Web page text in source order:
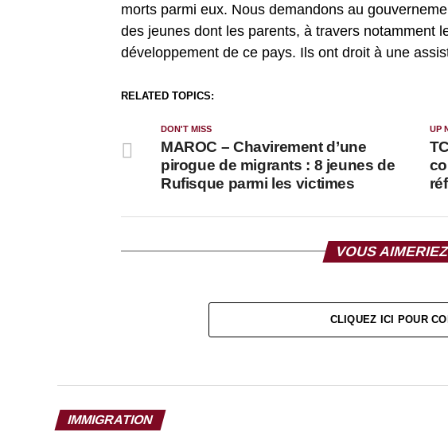
morts parmi eux. Nous demandons au
des jeunes dont les parents, à travers notamment
développement de ce pays. Ils ont droit à une
RELATED TOPICS:
UP
DON'T MISS
MAROC – Chavirement d’une
pirogue de migrants : 8 jeunes de
Rufisque parmi les victimes
VOUS
CLIQUEZ ICI POUR
IMMIGRATION